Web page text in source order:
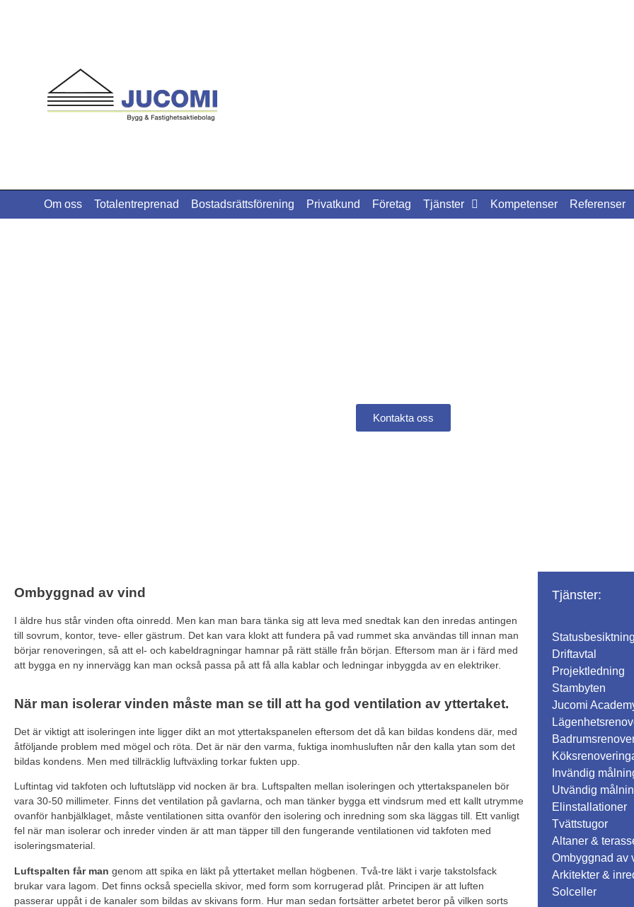
Om oss Totalentreprenad Bostadsrättsförening Privatkund Företag Tjänster Kompetenser Referenser
Kontakta oss
Ombyggnad av vind
I äldre hus står vinden ofta oinredd. Men kan man bara tänka sig att leva med snedtak kan den inredas antingen
till sovrum, kontor, teve- eller gästrum. Det kan vara klokt att fundera på vad rummet ska användas till innan man
börjar renoveringen, så att el- och kabeldragningar hamnar på rätt ställe från början. Eftersom man är i färd med
att bygga en ny innervägg kan man också passa på att få alla kablar och ledningar inbyggda av en elektriker.
När man isolerar vinden måste man se till att ha god ventilation av yttertaket.
Det är viktigt att isoleringen inte ligger dikt an mot yttertakspanelen eftersom det då kan bildas kondens där, med
åtföljande problem med mögel och röta. Det är när den varma, fuktiga inomhusluften når den kalla ytan som det
bildas kondens. Men med tillräcklig luftväxling torkar fukten upp.
Luftintag vid takfoten och luftutsläpp vid nocken är bra. Luftspalten mellan isoleringen och yttertakspanelen bör
vara 30-50 millimeter. Finns det ventilation på gavlarna, och man tänker bygga ett vindsrum med ett kallt utrymme
ovanför hanbjälklaget, måste ventilationen sitta ovanför den isolering och inredning som ska läggas till. Ett vanligt
fel när man isolerar och inreder vinden är att man täpper till den fungerande ventilationen vid takfoten med
isoleringsmaterial.
Luftspalten får man genom att spika en läkt på yttertaket mellan högbenen. Två-tre läkt i varje takstolsfack
brukar vara lagom. Det finns också speciella skivor, med form som korrugerad plåt. Principen är att luften
passerar uppåt i de kanaler som bildas av skivans form. Hur man sedan fortsätter arbetet beror på vilken sorts
Tjänster:
Driftavtal
Projektledning
Stambyten
Jucomi
Invändig
Utvändig
Elinstallationer
Tvättstugor
Altaner &
Ombyggnad av
Arkitekter &
Solceller